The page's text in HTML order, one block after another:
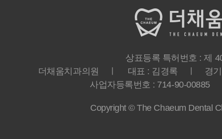
상표등록 특허번호 : 제
더채움치과의원 ㅣ 대표 : 김경록 ㅣ 경기
사업자등록번호 : 714-90-00885
Copyright © The Chaeum Dental